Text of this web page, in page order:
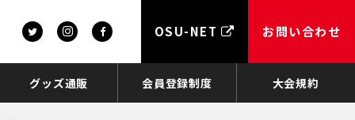
OSU-NET お問い合わせ
グッズ通販 会員登録制度 大会規約